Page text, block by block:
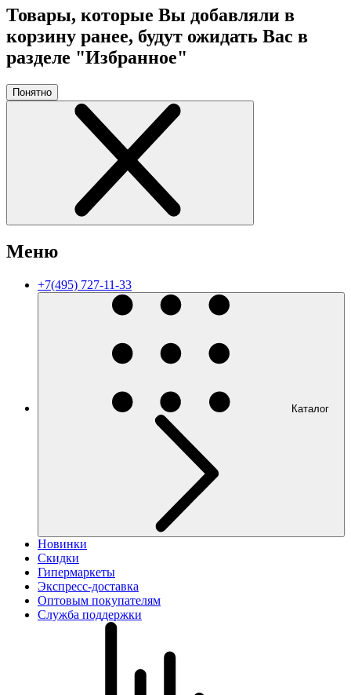
Товары, которые Вы добавляли в
корзину ранее, будут ожидать Вас в
разделе "Избранное"
Понятно
Меню
+7(495) 727-11-33
Каталог
Новинки
Скидки
Гипермаркеты
Экспресс-доставка
Оптовым покупателям
Служба поддержки